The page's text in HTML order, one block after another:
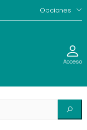
Opciones
Acceso